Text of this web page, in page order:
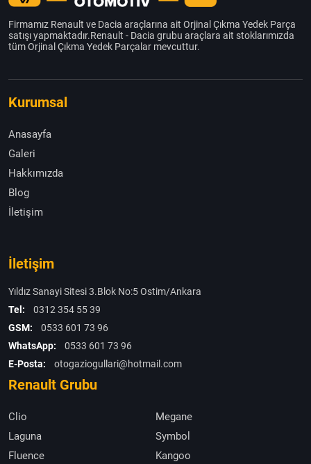
Firmamız Renault ve Dacia araçlarına ait Orjinal Çıkma Yedek Parça
satışı yapmaktadır.Renault - Dacia grubu araçlara ait stoklarımızda
tüm Orjinal Çıkma Yedek Parçalar mevcuttur.
Kurumsal
Anasayfa
Galeri
Hakkımızda
Blog
İletişim
İletişim
Yıldız Sanayi Sitesi 3.Blok No:5 Ostim/Ankara
Tel:
0312 354 55 39
GSM:
0533 601 73 96
WhatsApp:
0533 601 73 96
E-Posta:
otogaziogullari@hotmail.com
Renault Grubu
Clio
Megane
Laguna
Symbol
Fluence
Kangoo